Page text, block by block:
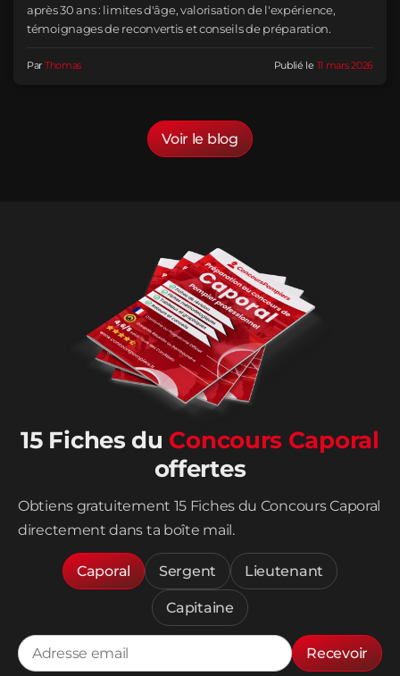
après 30 ans : limites d'âge, valorisation de l'expérience,
témoignages de reconvertis et conseils de préparation.
Par Thomas Publié le 11 mars 2026
Voir le blog
15 Fiches du Concours Caporal
offertes
Obtiens gratuitement 15 Fiches du Concours Caporal
directement dans ta boîte mail.
Caporal Sergent Lieutenant
Capitaine
Recevoir